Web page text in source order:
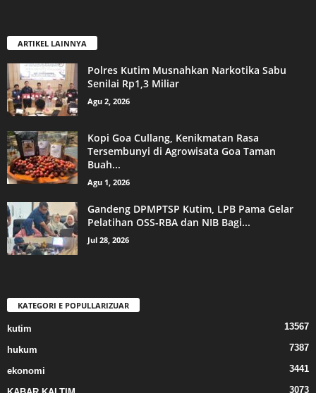
ARTIKEL LAINNYA
Polres Kutim Musnahkan Narkotika Sabu
Senilai Rp1,3 Miliar
Agu 2, 2026
Kopi Goa Cullang, Kenikmatan Rasa
Tersembunyi di Agrowisata Goa Taman
Buah...
Agu 1, 2026
Gandeng DPMPTSP Kutim, LPB Pama Gelar
Pelatihan OSS-RBA dan NIB Bagi...
Jul 28, 2026
KATEGORI E POPULLARIZUAR
kutim 13567
hukum 7387
ekonomi 3441
3073